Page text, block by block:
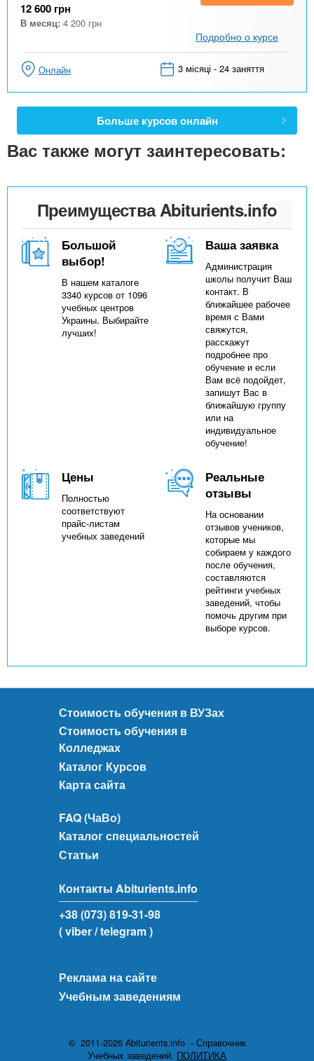
12 600 грн
В месяц: 4 200 грн
Подробно о курсе
Онлайн 3 місяці - 24 заняття
Больше курсов онлайн
Вас также могут заинтересовать:
Преимущества Abiturients.info
Большой
выбор!
В нашем каталоге
3340 курсов от 1096
учебных центров
Украины. Выбирайте
лучших!
Ваша заявка
Администрация
школы получит Ваш
контакт. В
ближайшее рабочее
время с Вами
свяжутся,
расскажут
подробнее про
обучение и если
Вам всё подойдет,
запишут Вас в
ближайшую группу
или на
индивидуальное
обучение!
Цены
Полностью
соответствуют
прайс-листам
учебных заведений
Реальные
отзывы
На основании
отзывов учеников,
которые мы
собираем у каждого
после обучения,
составляются
рейтинги учебных
заведений, чтобы
помочь другим при
выборе курсов.
Стоимость обучения в ВУЗах
Стоимость обучения в
Колледжах
Каталог Курсов
Карта сайта
FAQ (ЧаВо)
Каталог специальностей
Статьи
Контакты Abiturients.info
+38 (073) 819-31-98
( viber/ telegram )
Реклама на сайте
Учебным заведениям
© 2011-2026 Abiturients.info - Справочник
Учебных заведений. ПОЛИТИКА